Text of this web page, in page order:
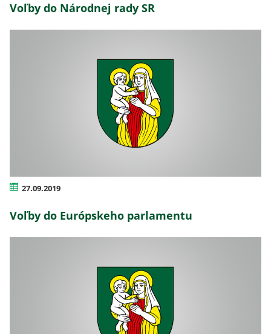
Voľby do Národnej rady SR
27.09.2019
Voľby do Európskeho parlamentu